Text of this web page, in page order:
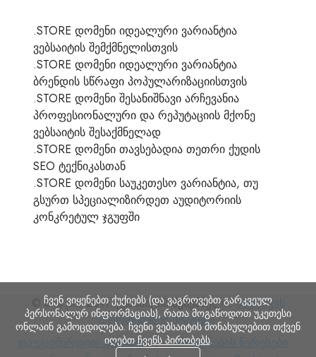
.STORE დომენი იდეალური ვარიანტია
ვებსაიტის შემქმნელისთვის
.STORE დომენი იდეალური ვარიანტია
ბრენდის სწრაფი პოპულარიზაციისთვის
.STORE დომენი შესანიშნავი არჩევანია
პროფესიონალური და რეპუტაციის მქონე
ვებსაიტის შესაქმნელად
.STORE დომენი თავსებადია თეთრი ქუდის
SEO ტექნიკასთან
.STORE დომენი საუკეთესო ვარიანტია, თუ
გსურთ სპეციალიზირდეთ აუდიტორიის
კონკრეტულ ჯგუფში
© Site.pro 2011. ვებსაიტის შემქმნელი.ამერიკის
შეერთებული შტატები.
დაუკავშირდით გაყიდვებს
გამოყენების
გამოყენების წერესები
ჩვენ ვიყენებთ ქუქიებს (და ვაგროვებთ გარკვეულ
პერსონალურ ინფორმაციას), რათა მოგაწოდოთ უკეთესი
ონლაინ გამოცდილება. ჩვენი ვებსაიტის მონახულებით თქვენ
იღებთ ჩვენს პირობებს.